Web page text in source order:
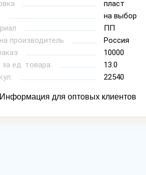
пласт
на выбор
ПП
производитель
Россия
10000
ед. товара:
13.0
22540
Информация для оптовых клиентов